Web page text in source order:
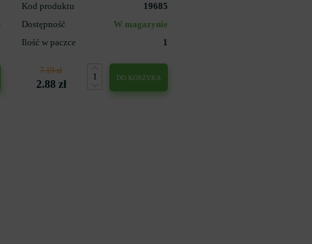
Kod produktu
19685
Dostępność
W magazynie
Ilość w paczce
1
7.19 zł
2.88 zł
DO KOSZYKA